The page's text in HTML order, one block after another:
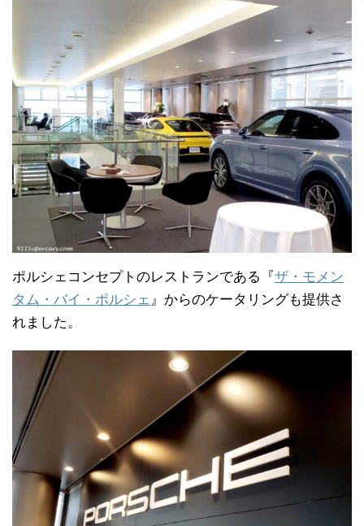
ポルシェコンセプトのレストランである『ザ・モメン
タム・バイ・ポルシェ 』からのケータリングも提供さ
れました。